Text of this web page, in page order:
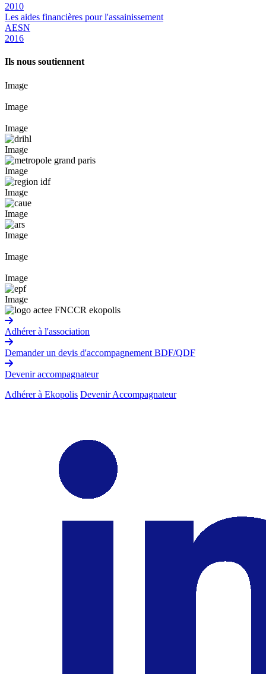
2010
Les aides financières pour l'assainissement
AESN
2016
Ils nous soutiennent
Image
Image
Image
Image
Image
Image
Image
Image
Image
Image
Image
Adhérer à l'association
Demander un devis d'accompagnement BDF/QDF
Devenir accompagnateur
Adhérer à Ekopolis Devenir Accompagnateur